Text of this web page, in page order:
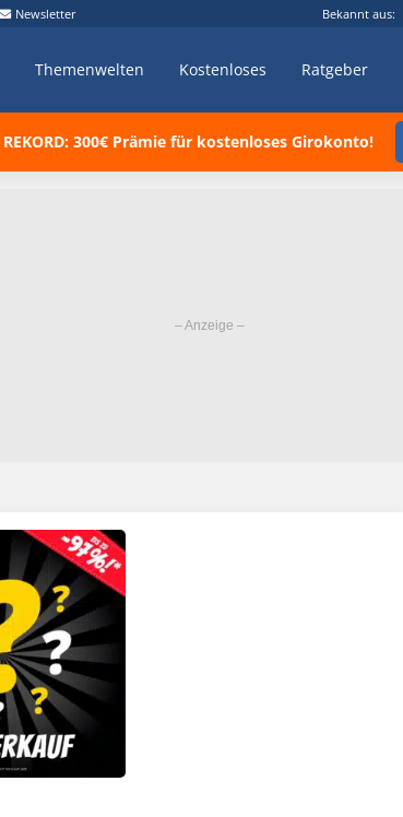
Newsletter Bekannt aus:
Themenwelten Kostenloses Ratgeber
REKORD: 300€ Prämie für kostenloses Girokonto!